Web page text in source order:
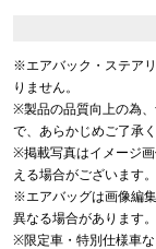
※エアバック・ステア
りません。
※製品の品質向上の為
で、あらかじめご了承く
※掲載写真はイメージ
える場合がございます。
※エアバッグは画像編
異なる場合があります。
※限定車・特別仕様車